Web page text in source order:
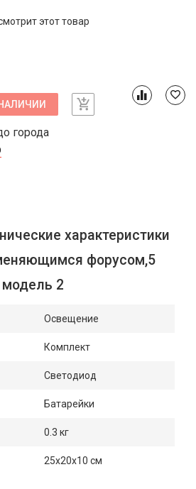
этот товар
города
характеристики
форусом,5
2
Освещение
Комплект
Светодиод
Батарейки
0.3 кг
25x20x10 см